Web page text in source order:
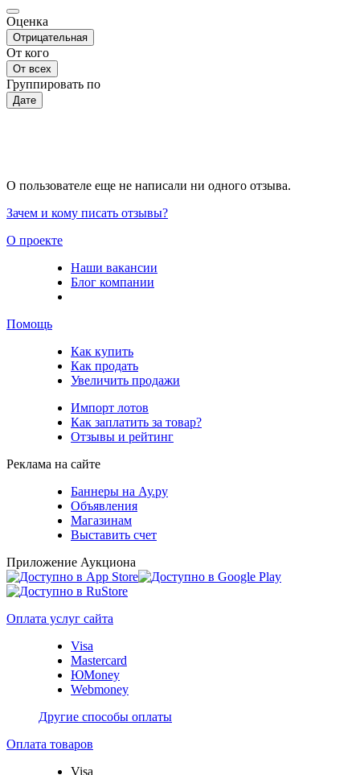
Оценка
Отрицательная
От кого
От всех
Группировать по
Дате
О пользователе еще не написали ни одного отзыва.
Зачем и кому писать отзывы?
О проекте
Наши вакансии
Блог компании
Помощь
Как купить
Как продать
Увеличить продажи
Импорт лотов
Как заплатить за товар?
Отзывы и рейтинг
Реклама на сайте
Баннеры на Ау.ру
Объявления
Магазинам
Выставить счет
Приложение Аукциона
Оплата услуг сайта
Visa
Mastercard
ЮMoney
Webmoney
Другие способы оплаты
Оплата товаров
Visa